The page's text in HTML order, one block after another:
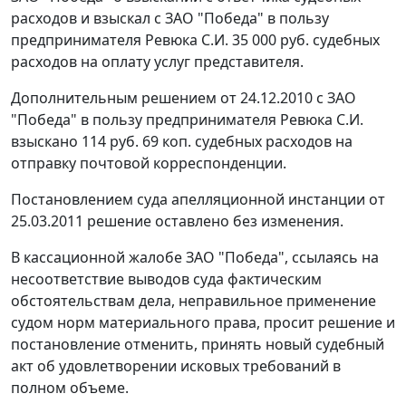
расходов и взыскал с ЗАО "Победа" в пользу
предпринимателя Ревюка С.И. 35 000 руб. судебных
расходов на оплату услуг представителя.
Дополнительным решением от 24.12.2010 с ЗАО
"Победа" в пользу предпринимателя Ревюка С.И.
взыскано 114 руб. 69 коп. судебных расходов на
отправку почтовой корреспонденции.
Постановлением суда апелляционной инстанции от
25.03.2011 решение оставлено без изменения.
В кассационной жалобе ЗАО "Победа", ссылаясь на
несоответствие выводов суда фактическим
обстоятельствам дела, неправильное применение
судом норм материального права, просит решение и
постановление отменить, принять новый судебный
акт об удовлетворении исковых требований в
полном объеме.